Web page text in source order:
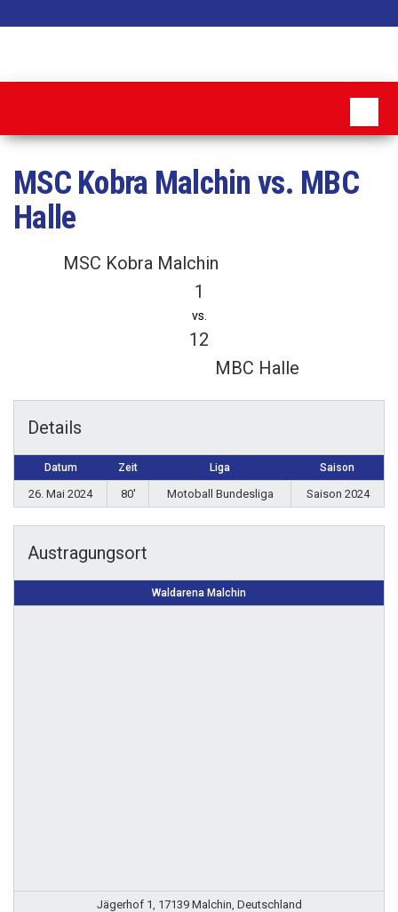
MSC Kobra Malchin vs. MBC
Halle
MSC Kobra Malchin
1
vs.
12
MBC Halle
Details
Datum Zeit Liga Saison
26. Mai 2024 80' Motoball Bundesliga Saison 2024
Austragungsort
Waldarena Malchin
Jägerhof 1, 17139 Malchin, Deutschland